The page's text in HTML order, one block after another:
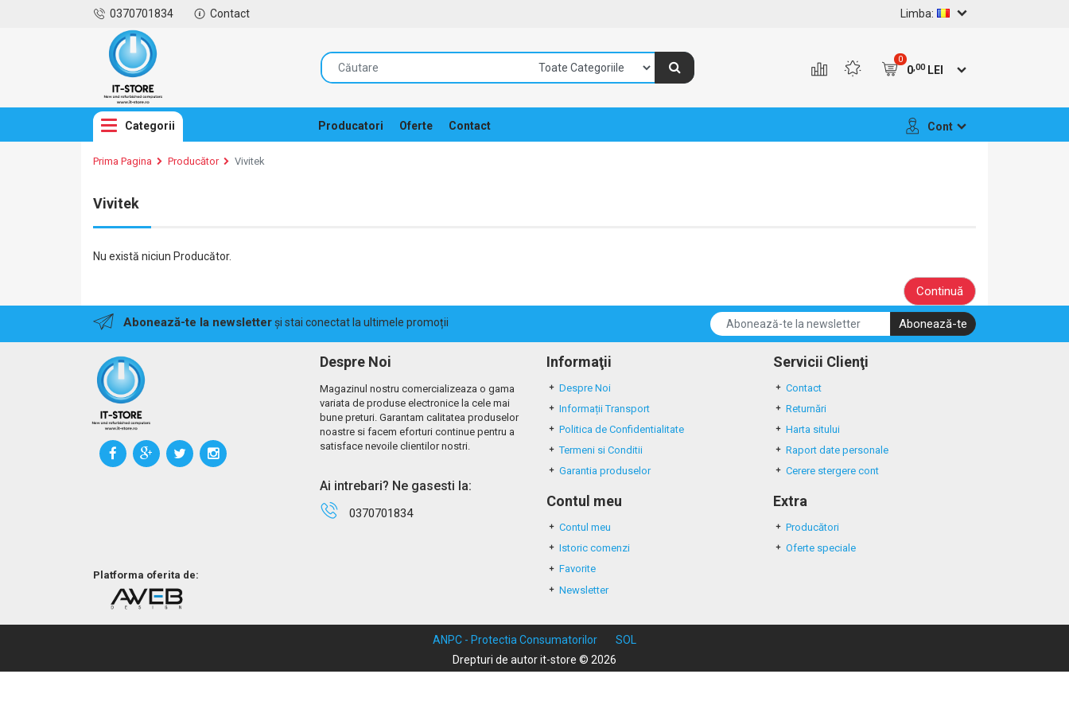
0370701834 Contact Limba:
0
0,00LEI
Categorii Producatori Oferte Contact Cont
Prima Pagina Producător Vivitek
Vivitek
Nu există niciun Producător.
Continuă
Abonează-te la newsletterși stai conectat la ultimele promoții Abonează-te
Platforma oferita de:
Despre Noi
Magazinul nostru comercializeaza o gama
variata de produse electronice la cele mai
bune preturi. Garantam calitatea produselor
noastre si facem eforturi continue pentru a
satisface nevoile clientilor nostri.
Ai intrebari? Ne gasesti la:
0370701834
Informaţii
Despre Noi
Informații Transport
Politica de Confidentialitate
Termeni si Conditii
Garantia produselor
Servicii Clienţi
Contact
Returnări
Harta sitului
Raport date personale
Cerere stergere cont
Contul meu
Contul meu
Istoric comenzi
Favorite
Newsletter
Extra
Producători
Oferte speciale
ANPC - Protectia Consumatorilor
SOL
Drepturi de autor it-store © 2026